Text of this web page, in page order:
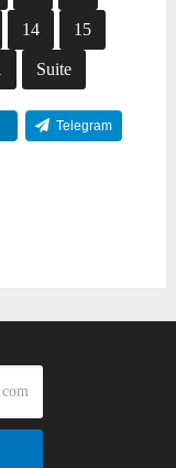
14 15
Suite
Telegram